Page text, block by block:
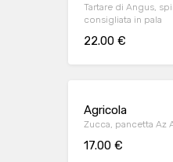
Tartare di Angus,
consigliata in pala
22.00 €
Agricola
17.00 €